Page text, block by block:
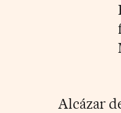
Alcázar